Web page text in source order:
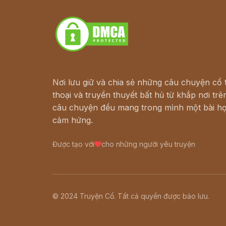
Nơi lưu giữ và chia sẻ những câu chuyện cổ
thoại và truyền thuyết bất hủ từ khắp nơi
câu chuyện đều mang trong mình một bài
cảm hứng.
Được tạo với cho những người yêu truyện
© 2024 Truyện Cổ. Tất cả quyền được bảo lưu.